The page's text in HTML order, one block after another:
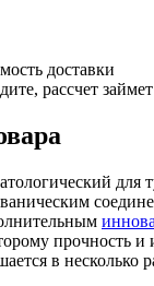
доставки
рассчет
для
прочность и
в несколько